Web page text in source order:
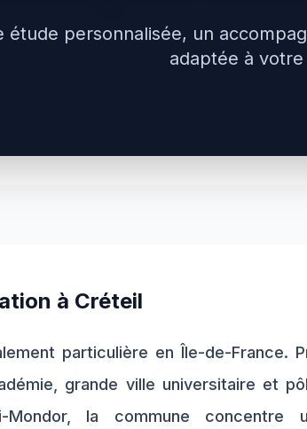
étude personnalisée, un
adaptée à
à Créteil
particulière en Île-de-France.
grande ville universitaire et
la commune concentre